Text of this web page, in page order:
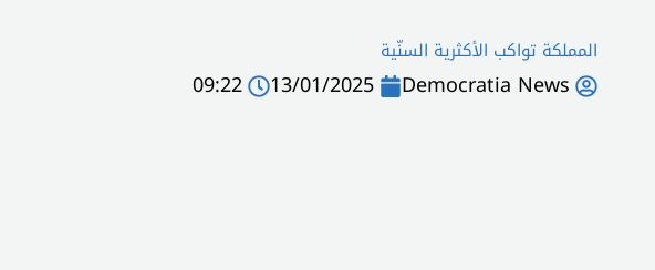
المملكة تواكب الأكثرية السنّية
Democratia News
13/01/2025
09:22